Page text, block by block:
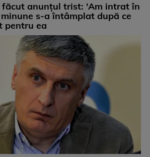
făcut anunțul trist: 'Am intrat în
s-a întâmplat după ce
pentru ea